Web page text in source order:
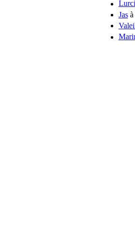
Jasà